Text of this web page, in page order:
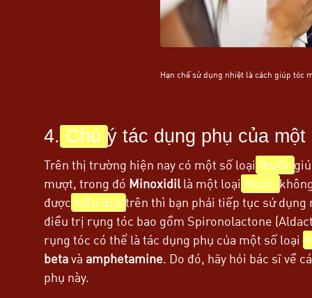
Hạn chế sử dụng nhiệt là cách giúp tóc
4. Chú ý tác dụng phụ của
Trên thị trường hiện nay có một số loại thuốc
mượt, trong đó Minoxidillà một loại thuốc
được hiệu quả trên thì bạn phải tiếp tục sử
điều trị rụng tóc bao gồm Spironolactone
rụng tóc có thể là tác dụng phụ của một số loại
betavà amphetamine. Do đó, hãy hỏi bác sĩ về
phụ này.